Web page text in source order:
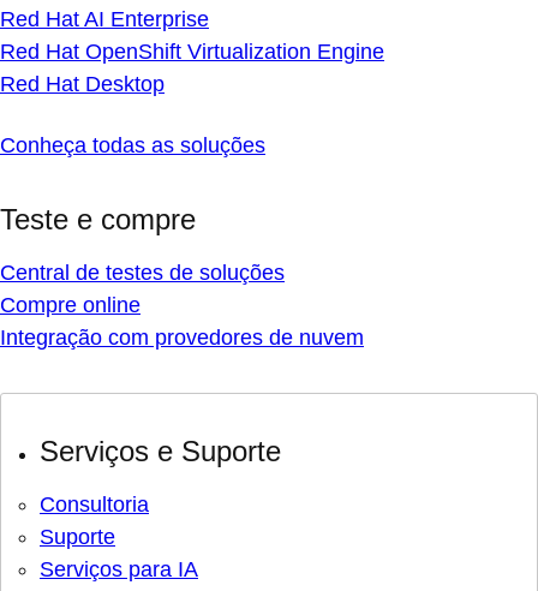
Red Hat AI Enterprise
Red Hat OpenShift Virtualization Engine
Red Hat Desktop
Conheça todas as soluções
Teste e compre
Central de testes de soluções
Compre online
Integração com provedores de nuvem
Serviços e Suporte
Consultoria
Suporte
Serviços para IA